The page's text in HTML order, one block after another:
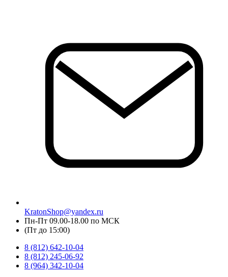
KratonShop@yandex.ru
Пн-Пт 09.00-18.00 по МСК
(Пт до 15:00)
8 (812) 642-10-04
8 (812) 245-06-92
8 (964) 342-10-04